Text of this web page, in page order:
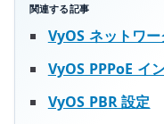
関連する記事
VyOS ネットワ
VyOS PPPoE イ
VyOS PBR 設定